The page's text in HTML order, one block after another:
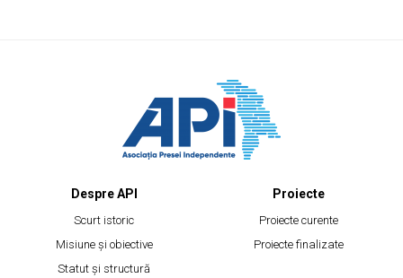
Despre API
Scurt istoric
Misiune și obiective
Statut și structură
Proiecte
Proiecte curente
Proiecte finalizate